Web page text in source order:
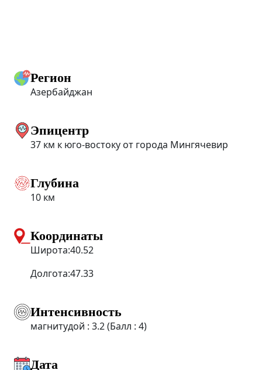
Регион
Азербайджан
Эпицентр
37 км к юго-востоку от города Мингячевир
Глубина
10 км
Координаты
Широта:40.52
Долгота:47.33
Интенсивность
магнитудой : 3.2 (Балл : 4)
Дата